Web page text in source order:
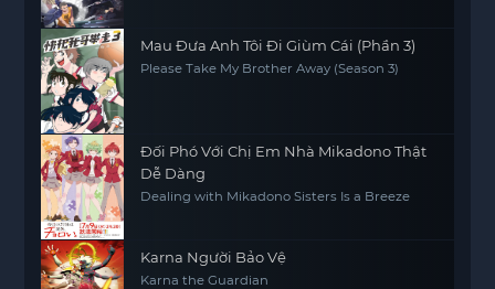
Mau Đưa Anh Tôi Đi Giùm Cái (Phần 3)
Please Take My Brother Away (Season 3)
Đối Phó Với Chị Em Nhà Mikadono Thật
Dễ Dàng
Dealing with Mikadono Sisters Is a Breeze
Karna Người Bảo Vệ
Karna the Guardian